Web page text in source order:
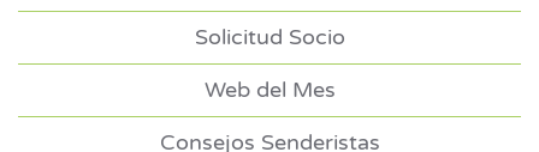
Solicitud Socio
Web del Mes
Consejos Senderistas